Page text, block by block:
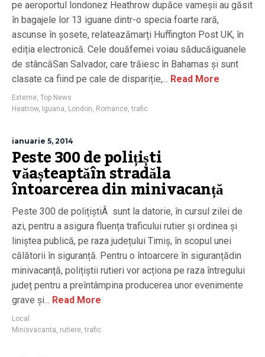
pe aeroportul londonez Heathrow dupăce vameșii au găsit
în bagajele lor 13 iguane dintr-o specia foarte rară,
ascunse în șosete, relateazămarți Huffington Post UK, în
ediția electronică. Cele douăfemei voiau săducăiguanele
de stâncăSan Salvador, care trăiesc în Bahamas și sunt
clasate ca fiind pe cale de dispariție,... Read More
Externe, Top News
Heatrow, Iguana, London, Romance,trafic
ianuarie 5, 2014
Peste 300 de polițiști
văașteaptăîn stradăla
întoarcerea din minivacanță
Peste 300 de polițiștiÂ sunt la datorie, în cursul zilei de
azi, pentru a asigura fluența traficului rutier și ordinea și
liniștea publică, pe raza județului Timiș, în scopul unei
călătorii în siguranță. Pentru o întoarcere în siguranțădin
minivacanță, polițiștii rutieri vor acționa pe raza întregului
județ pentru a preîntâmpina producerea unor evenimente
grave și... Read More
Local
Minisvacanta, rutiere,trafic